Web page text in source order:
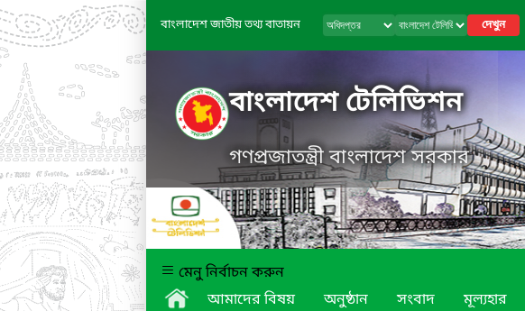
বাংলাদেশ জাতীয় তথ্য বাতায়ন দেখুন
বাংলাদেশ টেলিভিশন
গণপ্রজাতন্ত্রী বাংলাদেশ সরকার
মেনু নির্বাচন করুন
আমাদের বিষয়
অনুষ্ঠান সংবাদ মূল্যহার